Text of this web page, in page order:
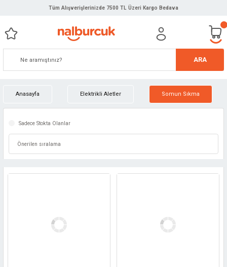
Tüm Alışverişlerinizde 7500 TL Üzeri Kargo Bedava
ARA
Anasayfa Elektrikli Aletler Somun Sıkma
Sadece Stokta Olanlar